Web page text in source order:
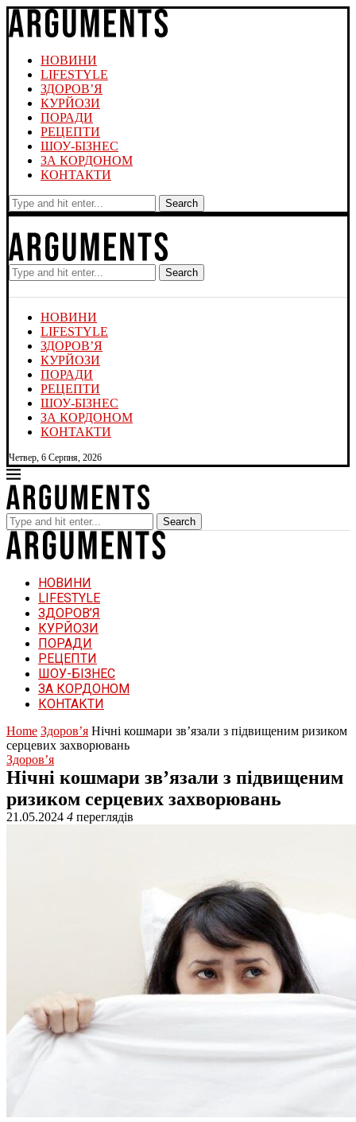
НОВИНИ
LIFESTYLE
ЗДОРОВ’Я
КУРЙОЗИ
ПОРАДИ
РЕЦЕПТИ
ШОУ-БІЗНЕС
ЗА КОРДОНОМ
КОНТАКТИ
Search
Search
НОВИНИ
LIFESTYLE
ЗДОРОВ’Я
КУРЙОЗИ
ПОРАДИ
РЕЦЕПТИ
ШОУ-БІЗНЕС
ЗА КОРДОНОМ
КОНТАКТИ
Четвер, 6 Серпня, 2026
Search
НОВИНИ
LIFESTYLE
ЗДОРОВ’Я
КУРЙОЗИ
ПОРАДИ
РЕЦЕПТИ
ШОУ-БІЗНЕС
ЗА КОРДОНОМ
КОНТАКТИ
Home Здоров’я Нічні кошмари зв’язали з підвищеним ризиком
серцевих захворювань
Здоров’я
Нічні кошмари зв’язали з підвищеним
ризиком серцевих захворювань
21.05.2024 4 переглядів